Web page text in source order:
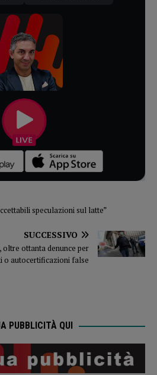
speculazioni sul latte”
SUCCESSIVO
ottanta denunce per
o autocertificazioni false
PUBBLICITÀ QUI